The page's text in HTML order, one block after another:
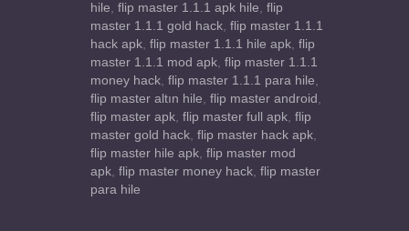
hile, flip master 1.1.1 apk hile, flip
master 1.1.1 gold hack, flip master 1.1.1
hack apk, flip master 1.1.1 hile apk, flip
master 1.1.1 mod apk, flip master 1.1.1
money hack, flip master 1.1.1 para hile,
flip master altın hile, flip master android ,
flip master apk, flip master full apk, flip
master gold hack, flip master hack apk,
flip master hile apk, flip master mod
apk, flip master money hack, flip master
para hile